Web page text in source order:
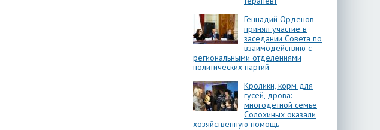
Геннадий Орденов
принял участие в
заседании Совета по
взаимодействию с
региональными отделениями
политических партий
Кролики, корм для
гусей, дрова:
многодетной семье
Солохиных оказали
хозяйственную помощь